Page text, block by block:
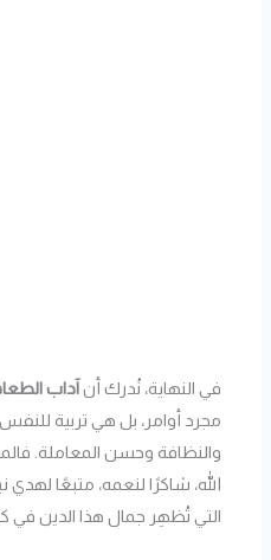
في النهاية، نُدرك أنآداب
مجرد أوامر، بل هي تربية
والنظافة وحسن المعاملة.
الله، شاكرًا لنعمه، متبعًا لهدي
التي تُظهِر جمال هذا الدين في